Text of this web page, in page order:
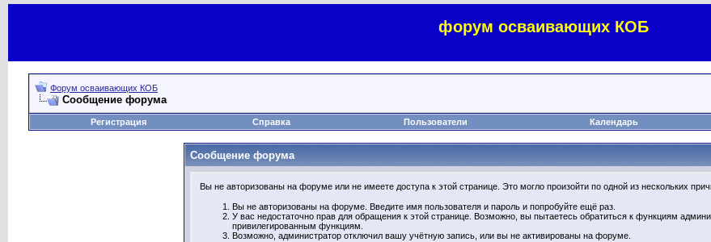
форум осваивающих КОБ
Форум осваивающих КОБ
Сообщение форума
Регистрация
Справка Пользователи Календарь
Сообщение форума
Вы не авторизованы на форуме или не имеете доступа к этой странице. Это могло произойти по одной из нескольких
Вы не авторизованы на форуме. Введите имя пользователя и пароль и попробуйте ещё раз.
У вас недостаточно прав для обращения к этой странице. Возможно, вы пытаетесь обратиться к функциям
привилегированным функциям.
Возможно, администратор отключил вашу учётную запись, или вы не активированы на форуме.